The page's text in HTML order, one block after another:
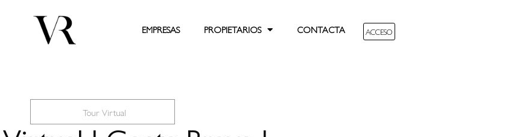
EMPRESAS PROPIETARIOS CONTACTA ACCESO
Tour Virtual